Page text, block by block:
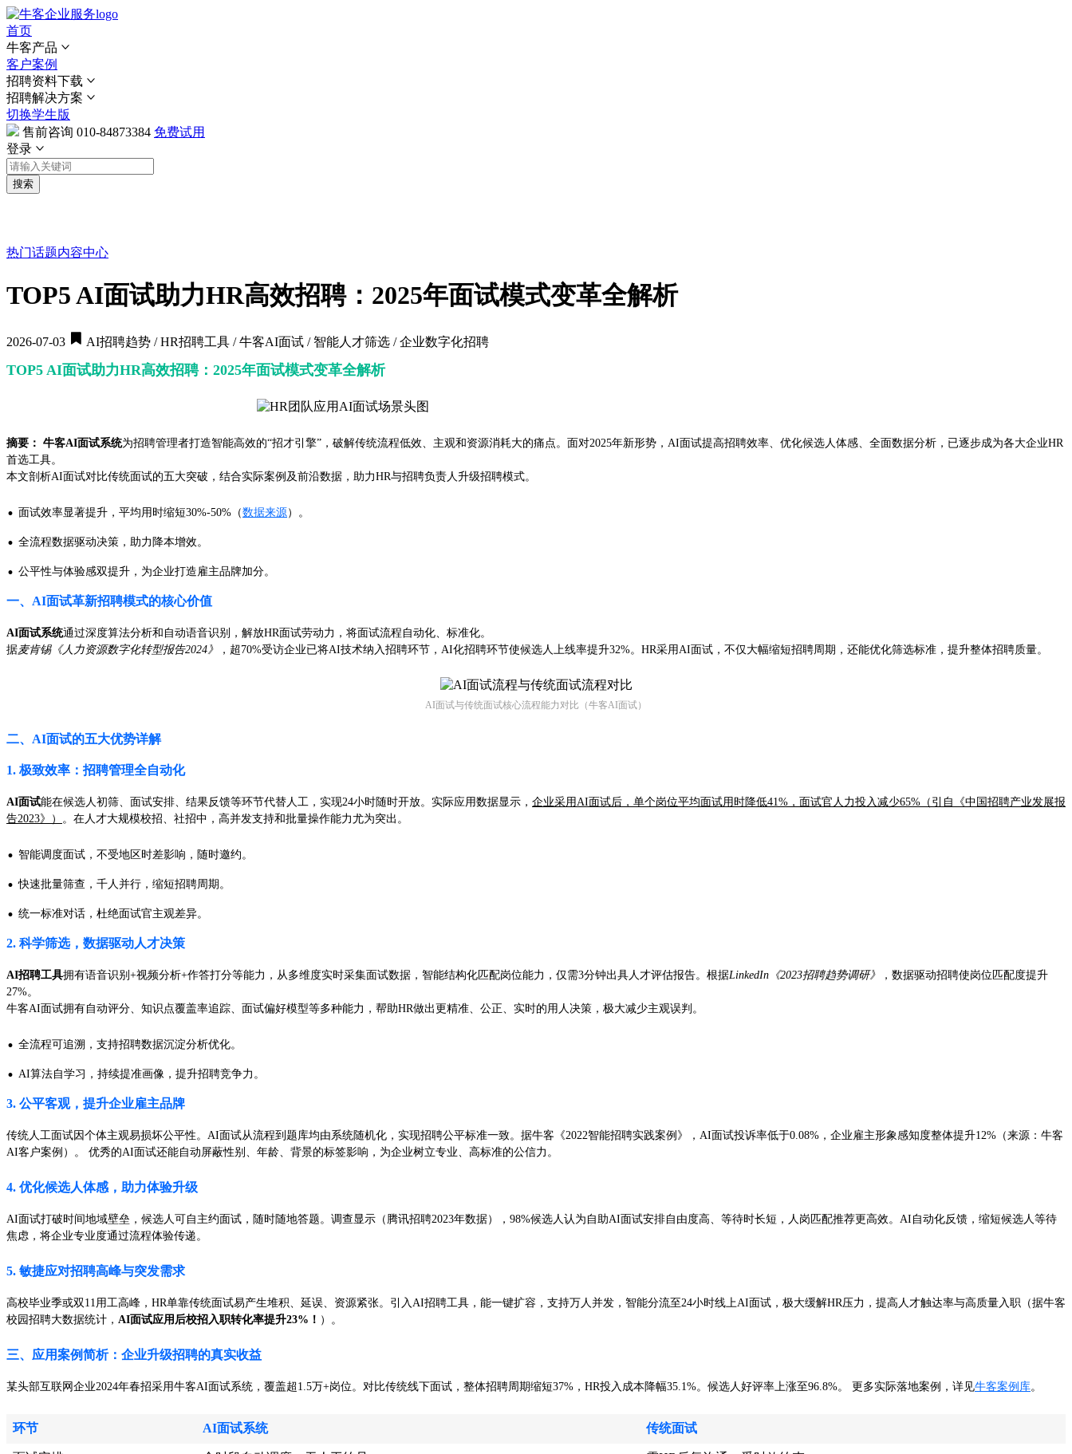
首页
牛客产品
客户案例
招聘资料下载
招聘解决方案
切换学生版
售前咨询 010-84873384 免费试用
登录
搜索
热门话题内容中心
TOP5 AI面试助力HR高效招聘：2025年面试模式变革全解析
2026-07-03 AI招聘趋势 / HR招聘工具 / 牛客AI面试 / 智能人才筛选 / 企业数字化招聘
TOP5 AI面试助力HR高效招聘：2025年面试模式变革全解析
摘要： 牛客AI面试系统为招聘管理者打造智能高效的“招才引擎”，破解传统流程低效、主观和资源消耗大的痛点。面对2025年新形势，AI面试提高招聘效率、优化候选人体感、全面数据分析，已逐步成为各大企业HR
首选工具。
本文剖析AI面试对比传统面试的五大突破，结合实际案例及前沿数据，助力HR与招聘负责人升级招聘模式。
· 面试效率显著提升，平均用时缩短30%-50%（数据来源）。
· 全流程数据驱动决策，助力降本增效。
· 公平性与体验感双提升，为企业打造雇主品牌加分。
一、AI面试革新招聘模式的核心价值
AI面试系统通过深度算法分析和自动语音识别，解放HR面试劳动力，将面试流程自动化、标准化。
据麦肯锡《人力资源数字化转型报告2024》 ，超70%受访企业已将AI技术纳入招聘环节，AI化招聘环节使候选人上线率提升32%。HR采用AI面试，不仅大幅缩短招聘周期，还能优化筛选标准，提升整体招聘质量。
AI面试与传统面试核心流程能力对比（牛客AI面试）
二、AI面试的五大优势详解
1. 极致效率：招聘管理全自动化
AI面试能在候选人初筛、面试安排、结果反馈等环节代替人工，实现24小时随时开放。实际应用数据显示， 企业采用AI面试后，单个岗位平均面试用时降低41%，面试官人力投入减少65%（引自《中国招聘产业发展报
告2023》） 。在人才大规模校招、社招中，高并发支持和批量操作能力尤为突出。
· 智能调度面试，不受地区时差影响，随时邀约。
· 快速批量筛查，千人并行，缩短招聘周期。
· 统一标准对话，杜绝面试官主观差异。
2. 科学筛选，数据驱动人才决策
AI招聘工具拥有语音识别+视频分析+作答打分等能力，从多维度实时采集面试数据，智能结构化匹配岗位能力，仅需3分钟出具人才评估报告。根据LinkedIn《2023招聘趋势调研》
，数据驱动招聘使岗位匹配度提升
27%。
牛客AI面试拥有自动评分、知识点覆盖率追踪、面试偏好模型等多种能力，帮助HR做出更精准、公正、实时的用人决策，极大减少主观误判。
· 全流程可追溯，支持招聘数据沉淀分析优化。
· AI算法自学习，持续提准画像，提升招聘竞争力。
3. 公平客观，提升企业雇主品牌
传统人工面试因个体主观易损坏公平性。AI面试从流程到题库均由系统随机化，实现招聘公平标准一致。据牛客《2022智能招聘实践案例》，AI面试投诉率低于0.08%，企业雇主形象感知度整体提升12%（来源：牛客
AI客户案例）。 优秀的AI面试还能自动屏蔽性别、年龄、背景的标签影响，为企业树立专业、高标准的公信力。
4. 优化候选人体感，助力体验升级
AI面试打破时间地域壁垒，候选人可自主约面试，随时随地答题。调查显示（腾讯招聘2023年数据），98%候选人认为自助AI面试安排自由度高、等待时长短，人岗匹配推荐更高效。AI自动化反馈，缩短候选人等待
焦虑，将企业专业度通过流程体验传递。
5. 敏捷应对招聘高峰与突发需求
高校毕业季或双11用工高峰，HR单靠传统面试易产生堆积、延误、资源紧张。引入AI招聘工具，能一键扩容，支持万人并发，智能分流至24小时线上AI面试，极大缓解HR压力，提高人才触达率与高质量入职（据牛客
校园招聘大数据统计， AI面试应用后校招入职转化率提升23%！ ）。
三、应用案例简析：企业升级招聘的真实收益
某头部互联网企业2024年春招采用牛客AI面试系统，覆盖超1.5万+岗位。对比传统线下面试，整体招聘周期缩短37%，HR投入成本降幅35.1%。候选人好评率上涨至96.8%。 更多实际落地案例，详见牛客案例库。
环节 AI面试系统 传统面试